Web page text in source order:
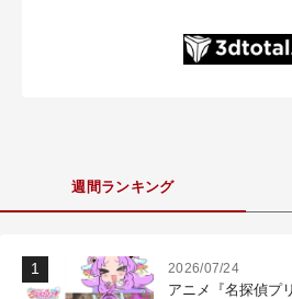
週間ランキング
2026/07/24
アニメ『名探偵プ